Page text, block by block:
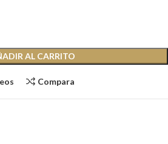
AL CARRITO
Compara